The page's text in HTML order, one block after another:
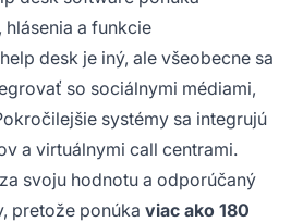
a funkcie
desk je iný, ale všeobecne sa
so sociálnymi médiami,
systémy sa integrujú
a virtuálnymi call centrami.
svoju hodnotu a odporúčaný
pretože ponúka viac ako 180